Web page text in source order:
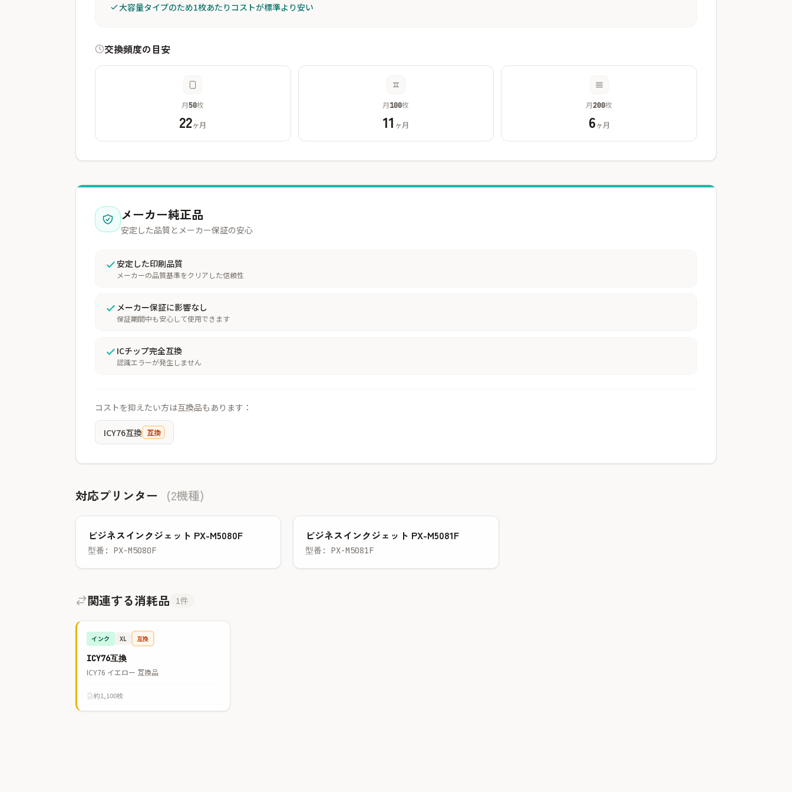
大容量タイプのため1枚あたりコストが標準より安い
交換頻度の目安
月50枚
22ヶ月
月100枚
11 ヶ月
月200枚
6ヶ月
メーカー純正品
安定した品質とメーカー保証の安心
安定した印刷品質
メーカーの品質基準をクリアした信頼性
メーカー保証に影響なし
保証期間中も安心して使用できます
ICチップ完全互換
認識エラーが発生しません
コストを抑えたい方は互換品もあります：
ICY76互換 互換
対応プリンター (2機種)
ビジネスインクジェット PX-M5080F
型番: PX-M5080F
ビジネスインクジェット PX-M5081F
型番: PX-M5081F
関連する消耗品 1件
インク XL 互換
ICY76互換
ICY76 イエロー 互換品
約1,100枚